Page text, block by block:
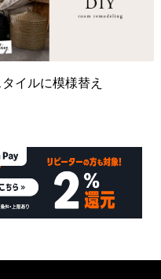
イルに模様替え